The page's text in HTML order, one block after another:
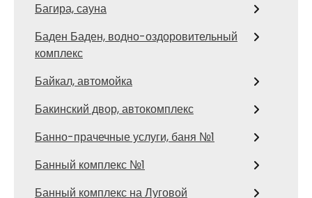
Багира, сауна
Баден Баден, водно-оздоровительный
комплекс
Байкал, автомойка
Бакинский двор, автокомплекс
Банно-прачечные услуги, баня №1
Банный комплекс №1
Банный комплекс на Луговой